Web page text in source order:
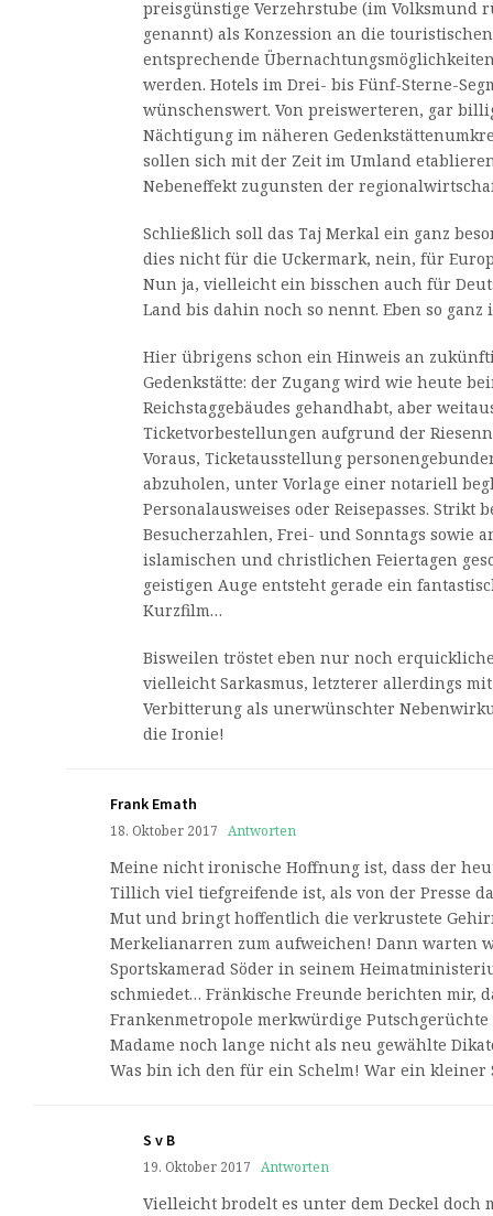
preisgünstige Verzehrstube (im Volksmund
genannt) als Konzession an die
entsprechende
werden. Hotels im Drei- bis Fünf-Sterne-
wünschenswert. Von preiswerteren, gar
Nächtigung im näheren
sollen sich mit der Zeit im Umland
Nebeneffekt zugunsten der
Schließlich soll das Taj Merkal ein ganz
dies nicht für die Uckermark, nein, für
Nun ja, vielleicht ein bisschen auch für
Land bis dahin noch so nennt. Eben so ganz
Hier übrigens schon ein Hinweis an
Gedenkstätte: der Zugang wird wie heute
Reichstaggebäudes gehandhabt, aber
Ticketvorbestellungen aufgrund der
Voraus, Ticketausstellung
abzuholen, unter Vorlage einer notariell
Personalausweises oder Reisepasses. Strikt
Besucherzahlen, Frei- und Sonntags sowie
islamischen und christlichen Feiertagen
geistigen Auge entsteht gerade ein
Kurzfilm…
Bisweilen tröstet eben nur noch
vielleicht Sarkasmus, letzterer allerdings
Verbitterung als unerwünschter
die Ironie!
Frank Emath
18. Oktober 2017 Antworten
Meine nicht ironische Hoffnung ist, dass der
Tillich viel tiefgreifende ist, als von der Presse
Mut und bringt hoffentlich die verkrustete
Merkelianarren zum aufweichen! Dann warten
Sportskamerad Söder in seinem
schmiedet… Fränkische Freunde berichten mir,
Frankenmetropole merkwürdige
Madame noch lange nicht als neu gewählte
Was bin ich den für ein Schelm! War ein kleiner
S v B
19. Oktober 2017 Antworten
Vielleicht brodelt es unter dem Deckel doch